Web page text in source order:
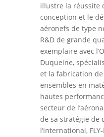
illustre la réussite
conception et le
aéronefs de type
R&D de grande
exemplaire avec
Duqueine,
et la fabrication
ensembles en
hautes
secteur de
de sa stratégie de
l’international,